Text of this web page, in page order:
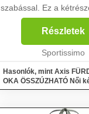
szabással. Ez a
fürdőruha bevarrt
lecsatolható vállpánttal
felső középen zsinórral
összehúzható....
Részletek
Sportissimo
Hasonlók, mint Axis
OKA ÖSSZÚZHATÓ Női
fürdőruha, mix, méret